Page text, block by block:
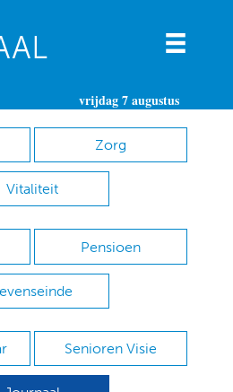
vrijdag 7 augustus
Zorg
Vitaliteit
Pensioen
Senioren Visie